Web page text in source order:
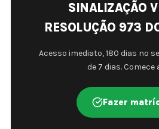
SINALIZAÇÃO
RESOLUÇÃO 973
Acesso imediato, 180 dias no
de 7 dias. Comece
Fazer